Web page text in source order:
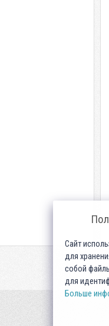
Сайт
для
собой
для
Больше